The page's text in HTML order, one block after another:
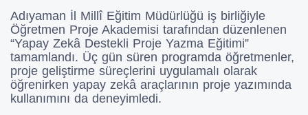
Adıyaman İl Millî Eğitim Müdürlüğü iş birliğiyle
Öğretmen Proje Akademisi tarafından düzenlenen
“Yapay Zekâ Destekli Proje Yazma Eğitimi”
tamamlandı. Üç gün süren programda öğretmenler,
proje geliştirme süreçlerini uygulamalı olarak
öğrenirken yapay zekâ araçlarının proje yazımında
kullanımını da deneyimledi.